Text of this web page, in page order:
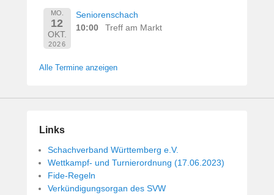
MO.
12
OKT.
2026
Seniorenschach
10:00
Treff am Markt
Alle Termine anzeigen
Links
Schachverband Württemberg e.V.
Wettkampf- und Turnierordnung (17.06.2023)
Fide-Regeln
Verkündigungsorgan des SVW